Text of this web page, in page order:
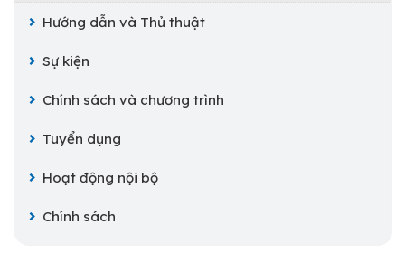
Hướng dẫn và Thủ thuật
Sự kiện
Chính sách và chương trình
Tuyển dụng
Hoạt động nội bộ
Chính sách